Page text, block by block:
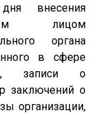
внесения
лицом
органа
в сфере
записи о
заключений о
организации,